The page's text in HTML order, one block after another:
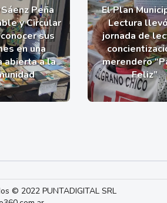
Peña
y Circular
sus
en una
abierta a la
El Plan
Lectura
jornada de
merendero
Feliz”
© 2022 PUNTADIGITAL SRL